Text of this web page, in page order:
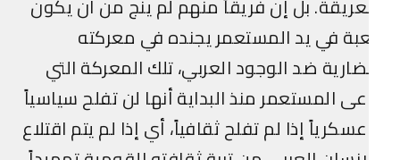
بل إن فريقاً منهم لم ينج من أن يكون
في يد المستعمر يجنده في معركته
ضد الوجود العربي، تلك المعركة التي
المستعمر منذ البداية أنها لن تفلح سياسياً
إذا لم تفلح ثقافياً، أي إذا لم يتم اقتلاع